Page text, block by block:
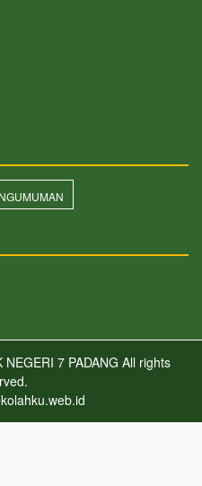
NEGERI 7 PADANG All rights